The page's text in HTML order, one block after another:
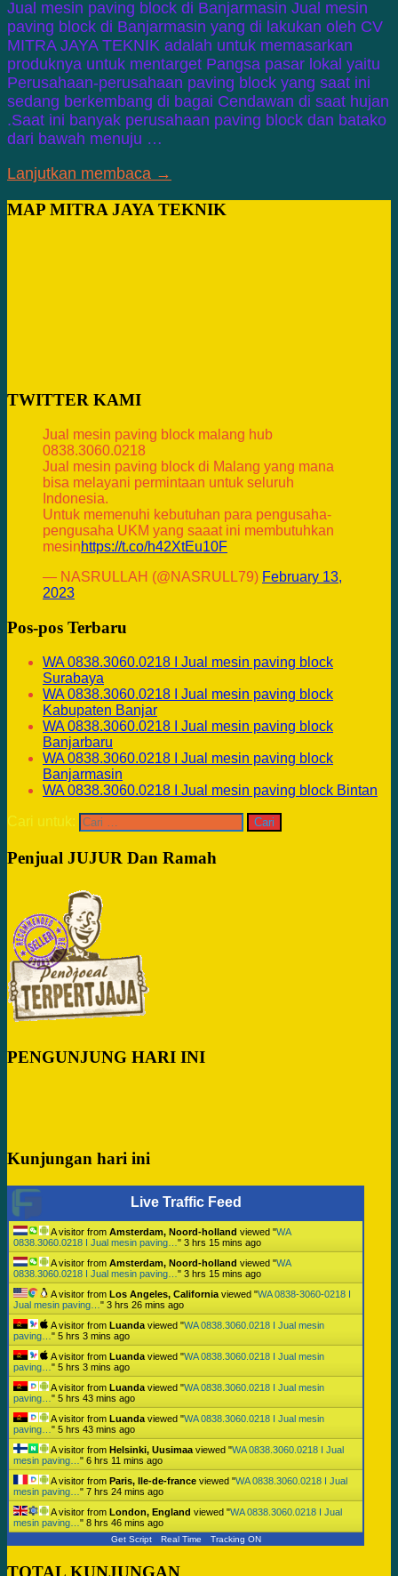
Jual mesin paving block di Banjarmasin Jual mesin
paving block di Banjarmasin yang di lakukan oleh CV
MITRA JAYA TEKNIK adalah untuk memasarkan
produknya untuk mentarget Pangsa pasar lokal yaitu
Perusahaan-perusahaan paving block yang saat ini
sedang berkembang di bagai Cendawan di saat hujan
.Saat ini banyak perusahaan paving block dan batako
dari bawah menuju …
Lanjutkan membaca →
MAP MITRA JAYA TEKNIK
TWITTER KAMI
Jual mesin paving block malang hub
0838.3060.0218
Jual mesin paving block di Malang yang mana
bisa melayani permintaan untuk seluruh
Indonesia.
Untuk memenuhi kebutuhan para pengusaha-
pengusaha UKM yang saaat ini membutuhkan
mesinhttps://t.co/h42XtEu10F
— NASRULLAH (@NASRULL79) February 13,
2023
Pos-pos Terbaru
WA 0838.3060.0218 I Jual mesin paving block
Surabaya
WA 0838.3060.0218 I Jual mesin paving block
Kabupaten Banjar
WA 0838.3060.0218 I Jual mesin paving block
Banjarbaru
WA 0838.3060.0218 I Jual mesin paving block
Banjarmasin
WA 0838.3060.0218 I Jual mesin paving block Bintan
Cari untuk:
Penjual JUJUR Dan Ramah
PENGUNJUNG HARI INI
Kunjungan hari ini
Live Traffic Feed
A visitor from Amsterdam, Noord-holland viewed "WA
0838.3060.0218 I Jual mesin paving… " 3 hrs 15 mins ago
A visitor from Amsterdam, Noord-holland viewed "WA
0838.3060.0218 I Jual mesin paving… " 3 hrs 15 mins ago
A visitor from Los Angeles, California viewed "WA 0838-3060-0218 I
Jual mesin paving… " 3 hrs 26 mins ago
A visitor from Luanda viewed "WA 0838.3060.0218 I Jual mesin
paving… " 5 hrs 3 mins ago
A visitor from Luanda viewed "WA 0838.3060.0218 I Jual mesin
paving… " 5 hrs 3 mins ago
A visitor from Luanda viewed "WA 0838.3060.0218 I Jual mesin
paving… " 5 hrs 43 mins ago
A visitor from Luanda viewed "WA 0838.3060.0218 I Jual mesin
paving… " 5 hrs 43 mins ago
A visitor from Helsinki, Uusimaa viewed "WA 0838.3060.0218 I Jual
mesin paving… " 6 hrs 11 mins ago
A visitor from Paris, Ile-de-france viewed "WA 0838.3060.0218 I Jual
mesin paving… " 7 hrs 24 mins ago
A visitor from London, England viewed "WA 0838.3060.0218 I Jual
mesin paving… " 8 hrs 46 mins ago
Get Script Real Time Tracking ON
TOTAL KUNJUNGAN